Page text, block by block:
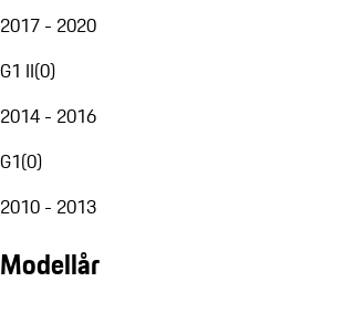
2017 - 2020
G1 II(0)
2014 - 2016
G1(0)
2010 - 2013
Modellår